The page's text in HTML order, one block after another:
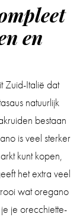
en
Zuid-Italië dat
natuurlijk
bestaan
is veel sterker
kunt kopen,
het extra veel
wat oregano
je orecchiette-